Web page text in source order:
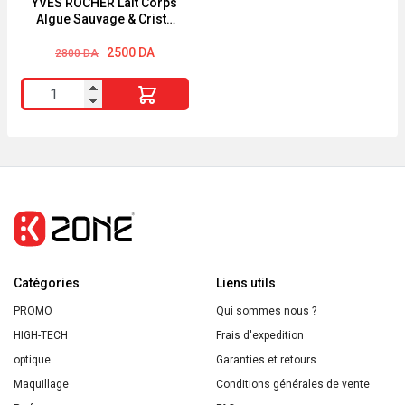
Algue Sauvage & Criste
2800DA
Le
initial
était :
2800 DA.
2500 DA
Le
actuel
est :
2500 DA.
quantité
de
Corps
Algue
&
Criste
Marine
390ml
Catégories
PROMO
HIGH-TECH
optique
Maquillage
Liens utils
Qui sommes nous ?
Frais d'expedition
Garanties et retours
Conditions générales de vente